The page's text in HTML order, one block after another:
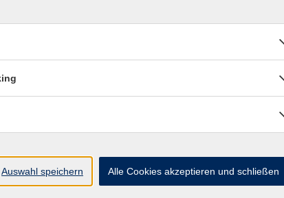
Portugiesich A1 – Mit geringen Vorkenntnissen
Auswahl speichern Alle Cookies akzeptieren und schließen